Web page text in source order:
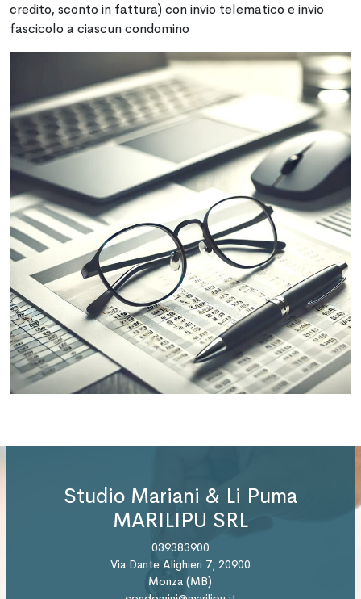
credito, sconto in fattura) con invio telematico e invio
fascicolo a ciascun condomino
Studio Mariani & Li Puma
MARILIPU SRL
039383900
Via Dante Alighieri 7, 20900
Monza (MB)